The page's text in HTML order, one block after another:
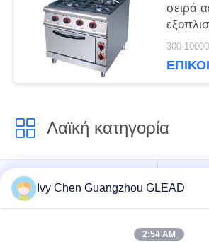
σειρά
τον
300-
Λαϊκή κατηγορία
Εμπορικός
μαγειρεύοντας
εξοπλισμός
Ivy Chen Guangzhou GLEAD
2:54 AM